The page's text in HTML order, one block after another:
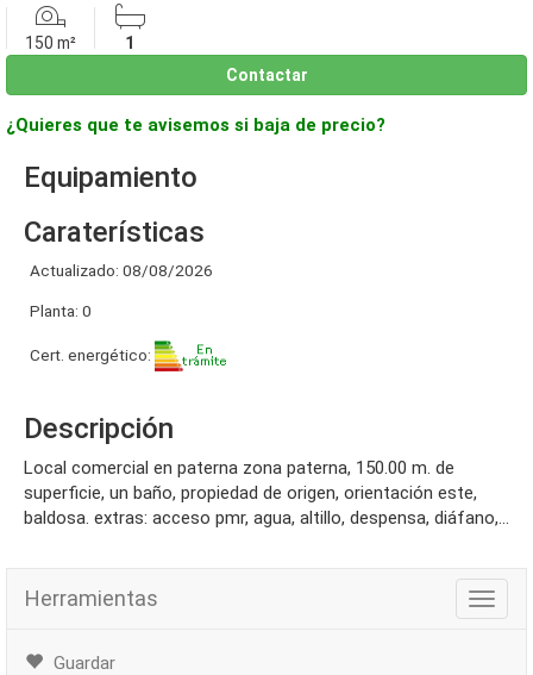
150 m²
1
Contactar
¿Quieres que te avisemos si baja de precio?
Equipamiento
Caraterísticas
Actualizado: 08/08/2026
Planta: 0
Cert. energético:
Descripción
local comercial en paterna zona paterna, 150.00 m. de
superficie, un baño, propiedad de origen, orientación este,
baldosa. extras: acceso pmr, agua, altillo, despensa, diáfano,...
Herramientas
Guardar